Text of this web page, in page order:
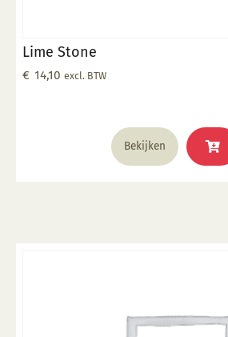
Lime Stone
€ 14,10 excl. BTW
Bekijken